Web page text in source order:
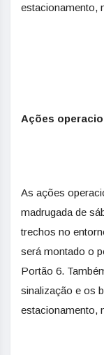
estacionamento,
Ações
As ações
madrugada de
trechos no
será montado o
Portão 6.
sinalização e os
estacionamento,